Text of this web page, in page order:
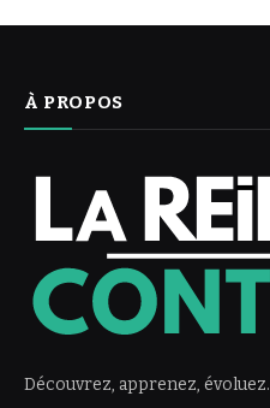
À PROPOS
Découvrez, apprenez, évoluez.